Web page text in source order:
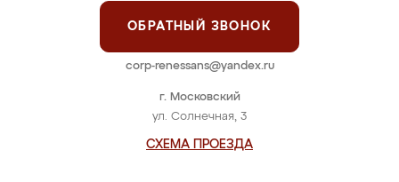
г. Московский
ул. Солнечная, 3
СХЕМА ПРОЕЗДА
ОБРАТНЫЙ ЗВОНОК
corp-renessans@yandex.ru